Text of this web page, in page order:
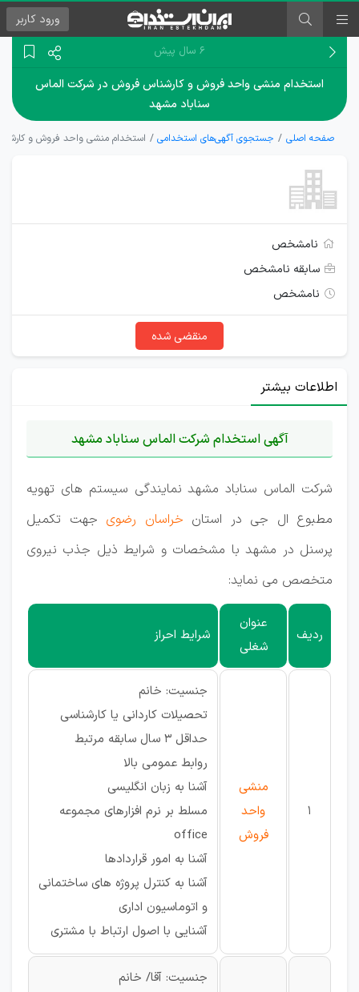
ورود کاربر
۶ سال پیش
استخدام منشی واحد فروش و کارشناس فروش در شرکت الماس
سناباد مشهد
صفحه اصلی جستجوی آگهی‌های استخدامی استخدام منشی واحد فروش و
نامشخص
سابقه نامشخص
نامشخص
منقضی شده
اطلاعات بیشتر
آگهی استخدام شرکت الماس سناباد مشهد
شرکت الماس سناباد مشهد نمایندگی سیستم های تهویه
مطبوع ال جی در استان خراسان رضوی جهت تکمیل
پرسنل در مشهد با مشخصات و شرایط ذیل جذب نیروی
متخصص می نماید:
ردیف
عنوان
شغلی
شرایط احراز
1
منشی
واحد
فروش
جنسیت: خانم
تحصیلات کاردانی یا کارشناسی
حداقل 3 سال سابقه مرتبط
روابط عمومی بالا
آشنا به زبان انگلیسی
مسلط بر نرم افزارهای مجموعه
office
آشنا به امور قراردادها
آشنا به کنترل پروژه های ساختمانی
و اتوماسیون اداری
آشنایی با اصول ارتباط با مشتری
جنسیت: آقا/ خانم